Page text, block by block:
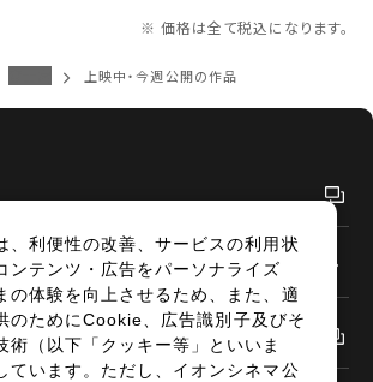
※ 価格は全て税込になります。
上映中・今週公開の作品
、利便性の改善、サービスの利用状
ンテンツ・広告をパーソナライズ
の体験を向上させるため、また、適
のためにCookie、広告識別子及びそ
術（以下「クッキー等」といいま
ています。ただし、イオンシネマ公